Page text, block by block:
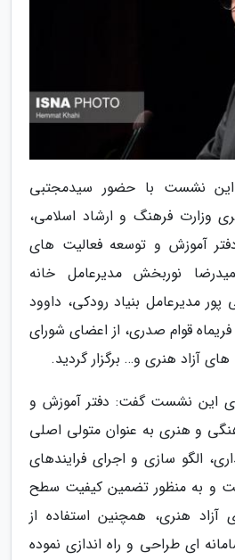
این نشست با حضور سیدمجتبی
وزارت فرهنگ و ارشاد اسلامی،
آموزش و توسعه فعالیت های
نوربخش مدیرعامل خانه
مدیرعامل بنیاد رودکی، داوود
قوام صدری، از اعضای شورای
آزاد هنری و… برگزار گردید.
این نشست گفت: دفتر آموزش و
و هنری به عنوان متولی اصلی
الگو سازی و اجرای فرایندهای
و به منظور تضمین کیفیت سطح
هنری، همچنین استفاده از
ای طراحی و راه اندازی نموده